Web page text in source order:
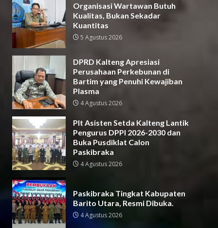
Organisasi Wartawan Butuh
Kualitas, Bukan Sekadar
Kuantitas
5 Agustus 2026
DPRD Kalteng Apresiasi
Perusahaan Perkebunan di
Bartim yang Penuhi Kewajiban
Plasma
4 Agustus 2026
Plt Asisten Setda Kalteng Lantik
Pengurus DPPI 2026-2030 dan
Buka Pusdiklat Calon
Paskibraka
4 Agustus 2026
Paskibraka Tingkat Kabupaten
Barito Utara, Resmi Dibuka.
4 Agustus 2026